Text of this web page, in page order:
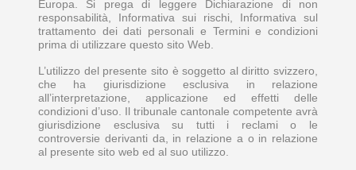
Europa. Si prega di leggere Dichiarazione di non
responsabilità, Informativa sui rischi, Informativa sul
trattamento dei dati personali e Termini e condizioni
prima di utilizzare questo sito Web.
L’utilizzo del presente sito è soggetto al diritto svizzero,
che ha giurisdizione esclusiva in relazione
all’interpretazione, applicazione ed effetti delle
condizioni d’uso. Il tribunale cantonale competente avrà
giurisdizione esclusiva su tutti i reclami o le
controversie derivanti da, in relazione a o in relazione
al presente sito web ed al suo utilizzo.